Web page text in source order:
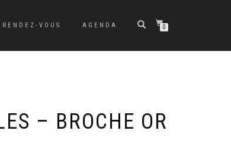
VOUS AGENDA 0
– BROCHE OR